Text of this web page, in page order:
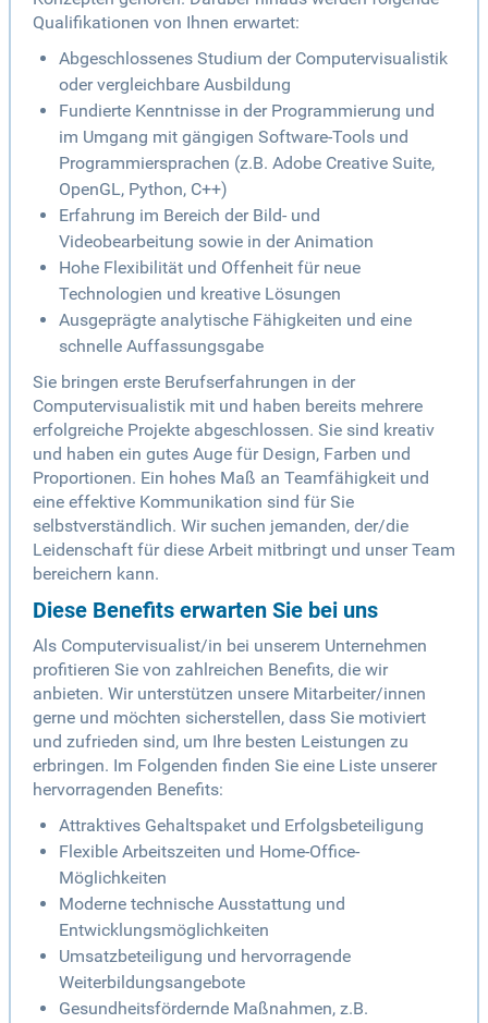
Qualifikationen von Ihnen erwartet:
Abgeschlossenes Studium der Computervisualistik
oder vergleichbare Ausbildung
Fundierte Kenntnisse in der Programmierung und
im Umgang mit gängigen Software-Tools und
Programmiersprachen (z.B. Adobe Creative Suite,
OpenGL, Python, C++)
Erfahrung im Bereich der Bild- und
Videobearbeitung sowie in der Animation
Hohe Flexibilität und Offenheit für neue
Technologien und kreative Lösungen
Ausgeprägte analytische Fähigkeiten und eine
schnelle Auffassungsgabe
Sie bringen erste Berufserfahrungen in der
Computervisualistik mit und haben bereits mehrere
erfolgreiche Projekte abgeschlossen. Sie sind kreativ
und haben ein gutes Auge für Design, Farben und
Proportionen. Ein hohes Maß an Teamfähigkeit und
eine effektive Kommunikation sind für Sie
selbstverständlich. Wir suchen jemanden, der/die
Leidenschaft für diese Arbeit mitbringt und unser Team
bereichern kann.
Diese Benefits erwarten Sie bei uns
Als Computervisualist/in bei unserem Unternehmen
profitieren Sie von zahlreichen Benefits, die wir
anbieten. Wir unterstützen unsere Mitarbeiter/innen
gerne und möchten sicherstellen, dass Sie motiviert
und zufrieden sind, um Ihre besten Leistungen zu
erbringen. Im Folgenden finden Sie eine Liste unserer
hervorragenden Benefits:
Attraktives Gehaltspaket und Erfolgsbeteiligung
Flexible Arbeitszeiten und Home-Office-
Möglichkeiten
Moderne technische Ausstattung und
Entwicklungsmöglichkeiten
Umsatzbeteiligung und hervorragende
Weiterbildungsangebote
Gesundheitsfördernde Maßnahmen, z.B.